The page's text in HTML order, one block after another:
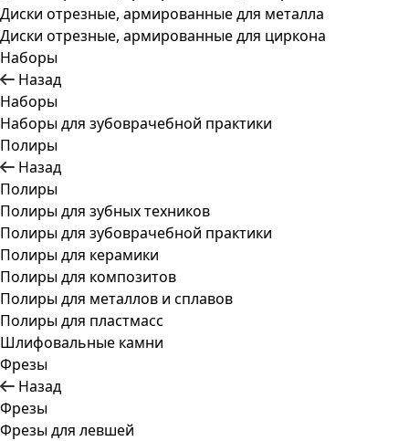
Диски отрезные, армированные для металла
Диски отрезные, армированные для циркона
Наборы
Назад
Наборы
Наборы для зубоврачебной практики
Полиры
Назад
Полиры
Полиры для зубных техников
Полиры для зубоврачебной практики
Полиры для керамики
Полиры для композитов
Полиры для металлов и сплавов
Полиры для пластмасс
Шлифовальные камни
Фрезы
Назад
Фрезы
Фрезы для левшей